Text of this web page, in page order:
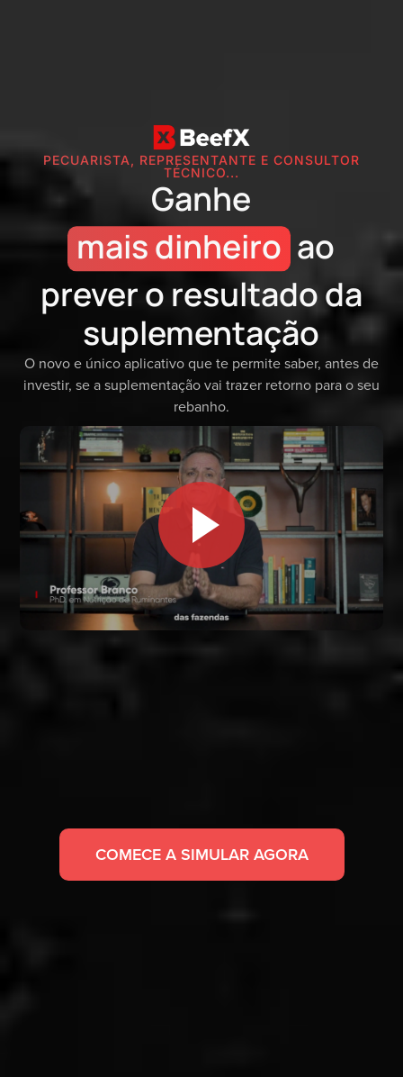
PECUARISTA, REPRESENTANTE E CONSULTOR
TÉCNICO...
Ganhe
mais dinheiro ao
prever o resultado da
suplementação
O novo e único aplicativo que te permite saber, antes de
investir, se a suplementação vai trazer retorno para o seu
rebanho.
COMECE A SIMULAR AGORA